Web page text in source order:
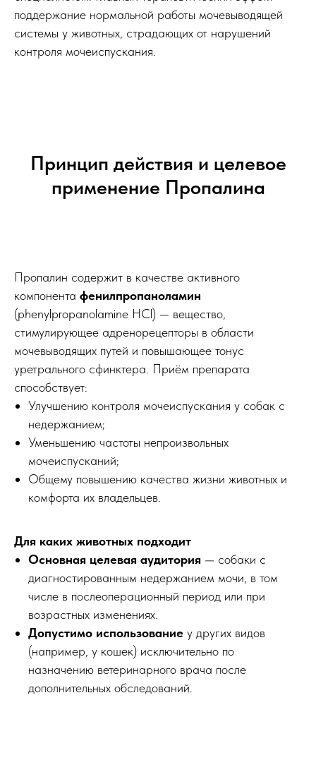
поддержание нормальной работы мочевыводящей
системы у животных, страдающих от нарушений
контроля мочеиспускания.
Принцип действия и целевое
применение Пропалина
Пропалин содержит в качестве активного
компонента фенилпропаноламин
(phenylpropanolamine HCl) — вещество,
стимулирующее адренорецепторы в области
мочевыводящих путей и повышающее тонус
уретрального сфинктера. Приём препарата
способствует:
Улучшению контроля мочеиспускания у собак с
недержанием;
Уменьшению частоты непроизвольных
мочеиспусканий;
Общему повышению качества жизни животных и
комфорта их владельцев.
Для каких животных подходит
Основная целевая аудитория — собаки с
диагностированным недержанием мочи, в том
числе в послеоперационный период или при
возрастных изменениях.
Допустимо использование у других видов
(например, у кошек) исключительно по
назначению ветеринарного врача после
дополнительных обследований.